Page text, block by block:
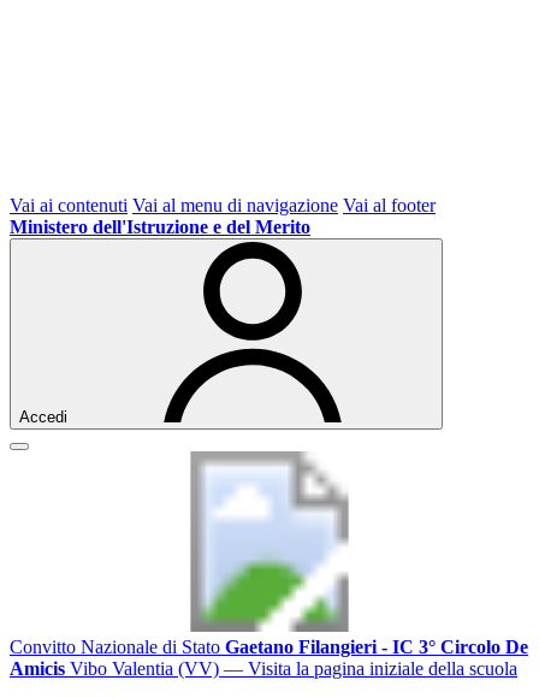
Vai ai contenuti Vai al menu di navigazione Vai al footer
Ministero dell'Istruzione e del Merito
Accedi
Convitto Nazionale di Stato Gaetano Filangieri - IC 3° Circolo De
Amicis Vibo Valentia (VV) — Visita la pagina iniziale della scuola